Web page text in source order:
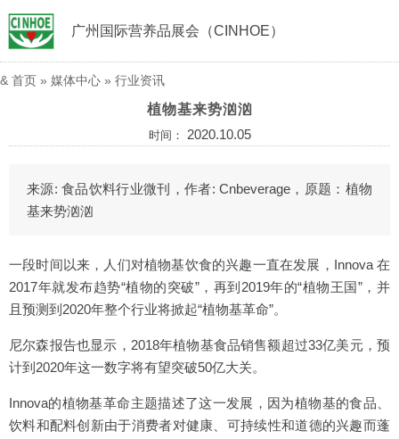
广州国际营养品展会（CINHOE）
& 首页 » 媒体中心 » 行业资讯
植物基来势汹汹
时间： 2020.10.05
来源: 食品饮料行业微刊，作者: Cnbeverage，原题：植物
基来势汹汹
一段时间以来，人们对植物基饮食的兴趣一直在发展，Innova 在
2017年就发布趋势“植物的突破”，再到2019年的“植物王国”，并
且预测到2020年整个行业将掀起“植物基革命”。
尼尔森报告也显示，2018年植物基食品销售额超过33亿美元，预
计到2020年这一数字将有望突破50亿大关。
Innova的植物基革命主题描述了这一发展，因为植物基的食品、
饮料和配料创新由于消费者对健康、可持续性和道德的兴趣而蓬